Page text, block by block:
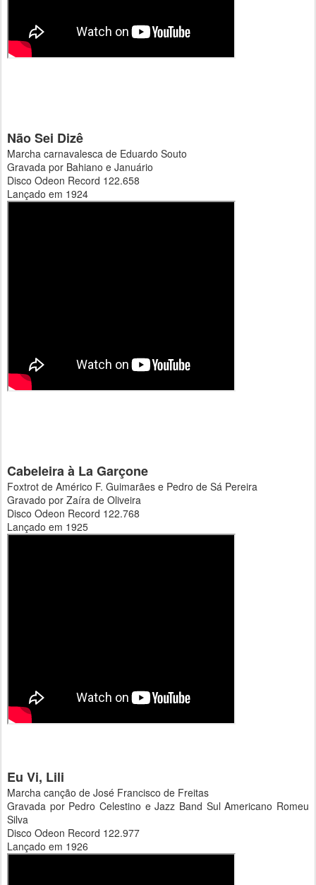
Não Sei Dizê
Marcha carnavalesca de Eduardo Souto
Gravada por Bahiano e Januário
Disco Odeon Record 122.658
Lançado em 1924
Cabeleira à La Garçone
Foxtrot de Américo F. Guimarães e Pedro de Sá Pereira
Gravado por Zaíra de Oliveira
Disco Odeon Record 122.768
Lançado em 1925
Eu Vi, Lili
Marcha canção de José Francisco de Freitas
Gravada por Pedro Celestino e Jazz Band Sul Americano Romeu
Silva
Disco Odeon Record 122.977
Lançado em 1926